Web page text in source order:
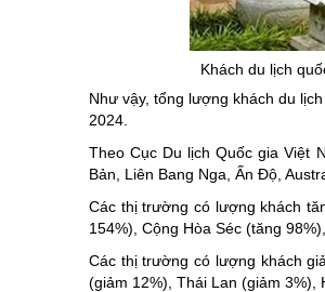
Khách du lịch
Như vậy, tổng lượng khách du
2024.
Theo Cục Du lịch Quốc gia Việt
Bản, Liên Bang Nga, Ấn Độ,
Các thị trường có lượng khách
154%), Cộng Hòa Séc (tăng
Các thị trường có lượng khách
(giảm 12%), Thái Lan (giảm 3%),